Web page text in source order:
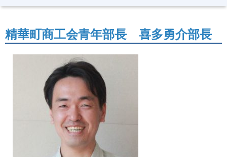
精華町商工会青年部長 喜多勇介部長